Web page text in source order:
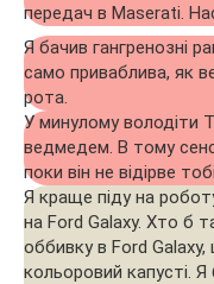
передач в Maserati.
Я бачив гангренозні
само приваблива, як
рота.
У минулому володіти
ведмедем. В тому
поки він не відірве
Я краще піду на
на Ford Galaxy. Хто б
оббивку в Ford
кольоровий капусті.